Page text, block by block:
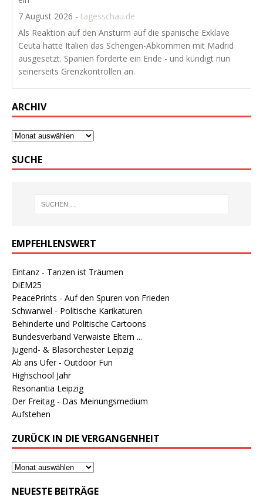
7 August 2026 - tagesschau.de
Als Reaktion auf den Ansturm auf die spanische Exklave
Ceuta hatte Italien das Schengen-Abkommen mit Madrid
ausgesetzt. Spanien forderte ein Ende - und kündigt nun
seinerseits Grenzkontrollen an.
ARCHIV
SUCHE
EMPFEHLENSWERT
Eintanz - Tanzen ist Träumen
DiEM25
PeacePrints - Auf den Spuren von Frieden
Schwarwel - Politische Karikaturen
Behinderte und Politische Cartoons
Bundesverband Verwaiste Eltern ...
Jugend- & Blasorchester Leipzig
Ab ans Ufer - Outdoor Fun
Highschool Jahr
Resonantia Leipzig
Der Freitag - Das Meinungsmedium
Aufstehen
ZURÜCK IN DIE VERGANGENHEIT
NEUESTE BEITRÄGE